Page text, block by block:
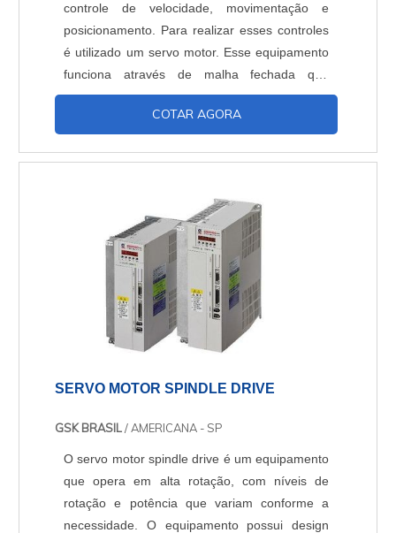
controle de velocidade, movimentação e
posicionamento. Para realizar esses controles
é utilizado um servo motor. Esse equipamento
funciona através de malha fechada que
trabalha sobre um sinal de controle, é a partir
desse sinal que o servo motor varia e monitora
de uma máquina industrial. Dependendo do
COTAR AGORA
SERVO MOTOR SPINDLE DRIVE
GSK BRASIL/ AMERICANA - SP
O servo motor spindle drive é um equipamento
que opera em alta rotação, com níveis de
rotação e potência que variam conforme a
necessidade. O equipamento possui design